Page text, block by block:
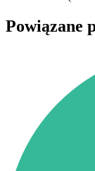
Powiązane